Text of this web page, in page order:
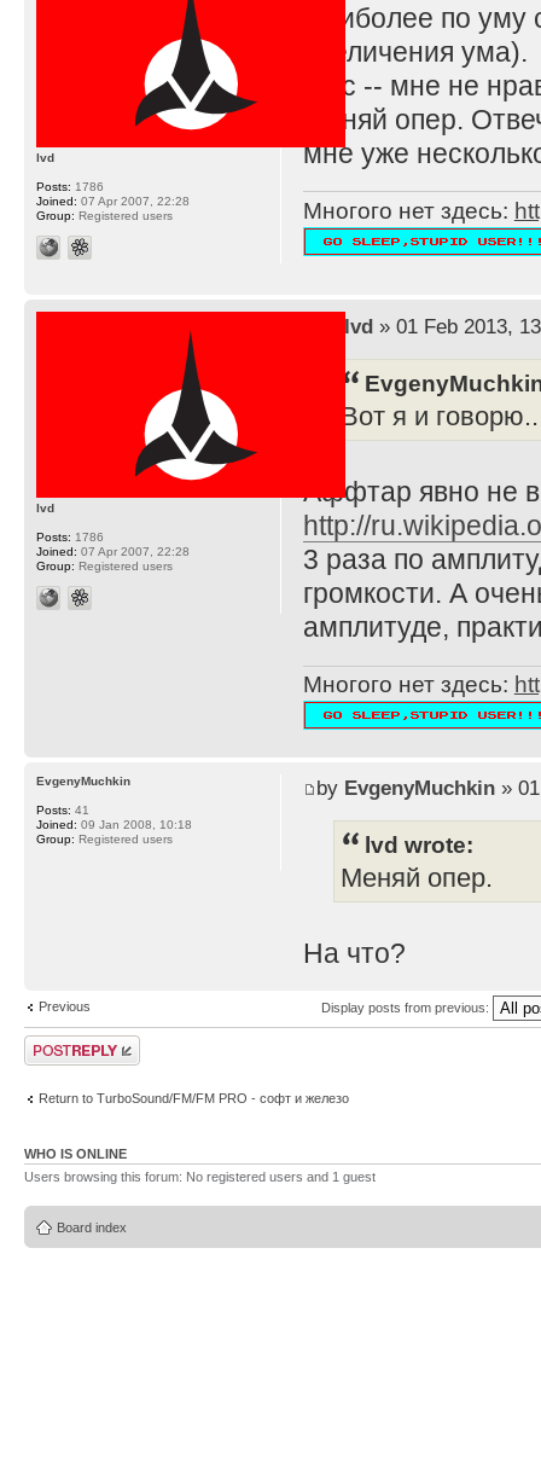
Наиболее по уму
увеличения ума).
В тс -- мне не
Меняй опер.
мне уже
Многого нет здесь:
lvd
Posts: 1786
Joined: 07 Apr 2007, 22:28
Group: Registered users
lvd» 01 Feb 2013,
Вот я и
Аффтар явно не в
http://
3 раза по
громкости. А
амплитуде,
Многого нет здесь:
lvd
Posts: 1786
Joined: 07 Apr 2007, 22:28
Group: Registered users
by EvgenyMuchkin» 01
lvd wrote:
Меняй опер.
На что?
EvgenyMuchkin
Posts: 41
Joined: 09 Jan 2008, 10:18
Group: Registered users
Previous Display posts from previous:
Post a reply
Return to TurboSound/FM/FM PRO - софт и железо
WHO IS ONLINE
Users browsing this forum: No registered users and 1 guest
Board index